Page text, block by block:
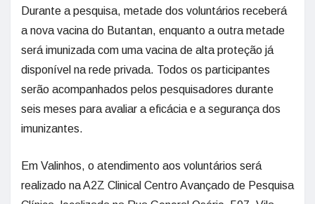
Durante a pesquisa, metade dos voluntários receberá
a nova vacina do Butantan, enquanto a outra metade
será imunizada com uma vacina de alta proteção já
disponível na rede privada. Todos os participantes
serão acompanhados pelos pesquisadores durante
seis meses para avaliar a eficácia e a segurança dos
imunizantes.
Em Valinhos, o atendimento aos voluntários será
realizado na A2Z Clinical Centro Avançado de Pesquisa